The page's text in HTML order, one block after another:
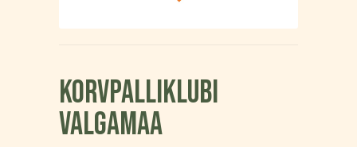
Korvpalliklubi
Valgamaa